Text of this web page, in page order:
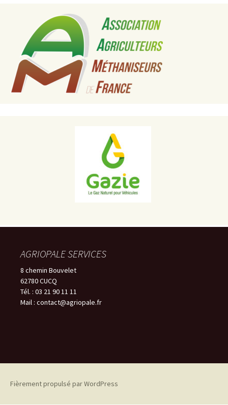
AGRIOPALE SERVICES
8 chemin Bouvelet
62780 CUCQ
Tél. : 03 21 90 11 11
Mail : contact@agriopale.fr
Fièrement propulsé par WordPress